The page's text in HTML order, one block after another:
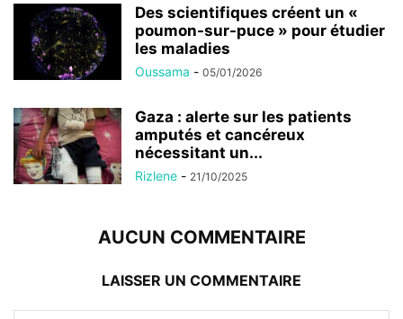
Des scientifiques créent un «
poumon-sur-puce » pour étudier
les maladies
Oussama - 05/01/2026
Gaza : alerte sur les patients
amputés et cancéreux
nécessitant un...
Rizlene - 21/10/2025
AUCUN COMMENTAIRE
LAISSER UN COMMENTAIRE